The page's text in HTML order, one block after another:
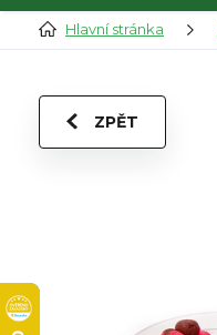
Hlavní stránka
ZPĚT